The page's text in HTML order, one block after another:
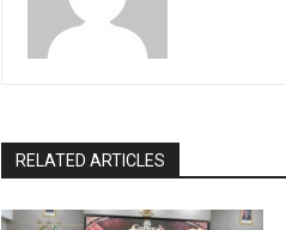
RELATED ARTICLES